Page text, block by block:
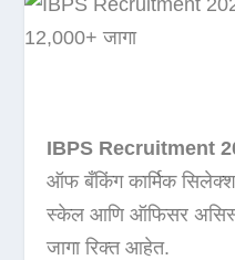
IBPS Recruitment
ऑफ बँकिंग कार्मिक
स्केल आणि ऑफिसर
जागा रिक्त आहेत.